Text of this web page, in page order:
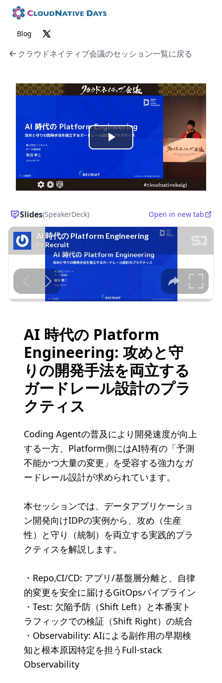
Blog
クラウドネイティブ会議のセッション一覧に戻る
P
a
V
i
e
o
Slides(SpeakerDeck) Open in new tab
AI 時代の Platform
Engineering: 攻めと守
りの開発手法を両立する
ガードレール設計のプラ
クティス
Coding Agentの普及により開発速度が向上
する一方、Platform側にはAI特有の「予測
不能かつ大量の変更」を受容する強力なガ
ードレール設計が求められています。
本セッションでは、データアプリケーショ
ン開発向けIDPの実例から、攻め（生産
性）と守り（統制）を両立する実践的プラ
クティスを解説します。
・Repo,CI/CD: アプリ/基盤層分離と、自律
的変更を安全に届けるGitOpsパイプライン
・Test: 欠陥予防（Shift Left）と本番実ト
ラフィックでの検証（Shift Right）の統合
・Observability: AIによる副作用の早期検
知と根本原因特定を担うFull-stack
Observability